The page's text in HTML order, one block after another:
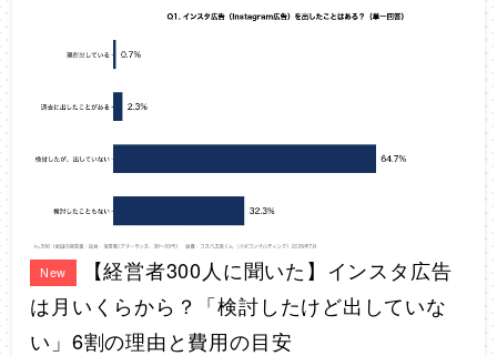
New
【経営者300人に聞いた】インスタ広告
は月いくらから？「検討したけど出していな
い」6割の理由と費用の目安